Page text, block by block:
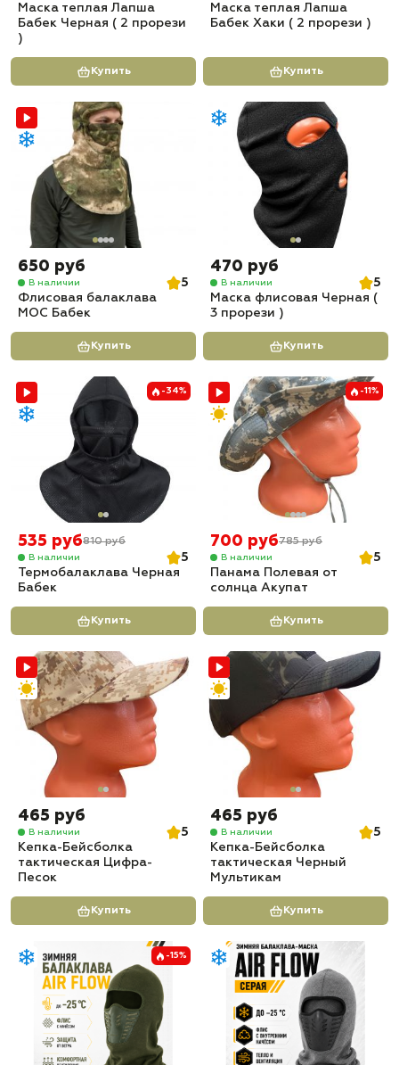
Маска теплая Лапша
Бабек Черная ( 2 прорези
)
Купить
Маска теплая Лапша
Бабек Хаки ( 2 прорези )
Купить
650 руб
В наличии
5
Флисовая балаклава
МОС Бабек
Купить
470 руб
В наличии
5
Маска флисовая Черная (
3 прорези )
Купить
-34%
535 руб810 руб
В наличии
5
Термобалаклава Черная
Бабек
Купить
-11%
700 руб785 руб
В наличии
5
Панама Полевая от
солнца Акупат
Купить
465 руб
В наличии
5
Кепка-Бейсболка
тактическая Цифра-
Песок
Купить
465 руб
В наличии
5
Кепка-Бейсболка
тактическая Черный
Мультикам
Купить
-15%